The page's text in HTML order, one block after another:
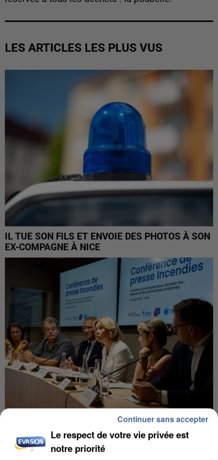
LES ARTICLES LES PLUS VUS
IL TUE SON FILS ET ENVOIE DES PHOTOS À SON
EX-COMPAGNE À NICE
INCENDIES : L’ÎLE-DE-FRANCE LANCE UN ÉLAN
DE SOLIDARITÉ AVEC LES...
Le respect de votre vie privée est
notre priorité
Continuer sans accepter